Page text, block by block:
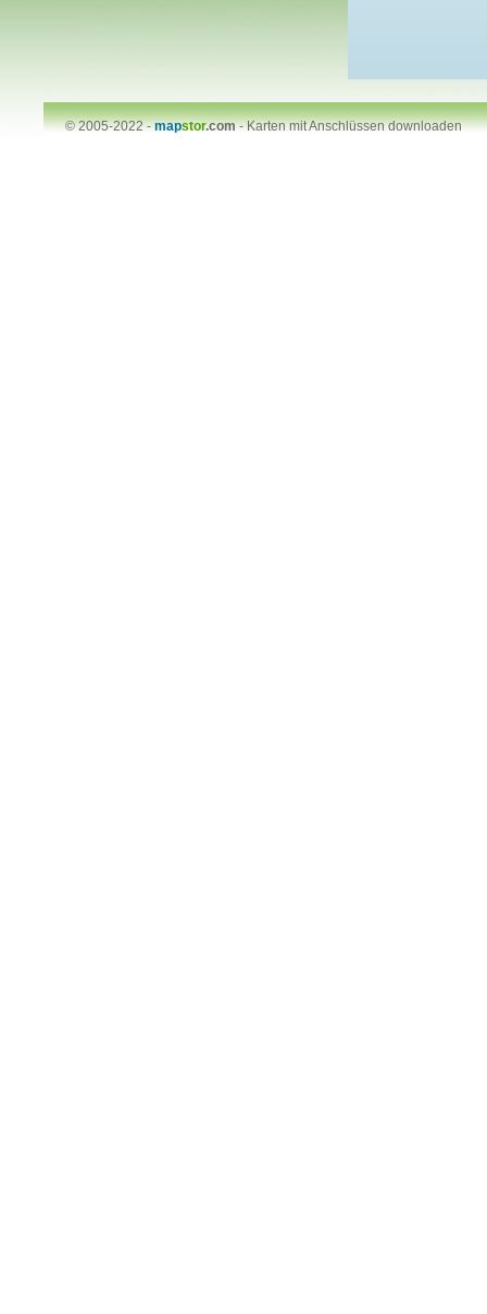
© 2005-2022 -mapstor.com-Karten mit Anschlüssen downloaden